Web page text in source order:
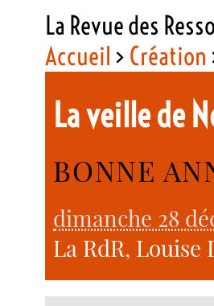
La Revue des
Accueil > Création
La veille de
BONNE
dimanche 28
La RdR, Louise